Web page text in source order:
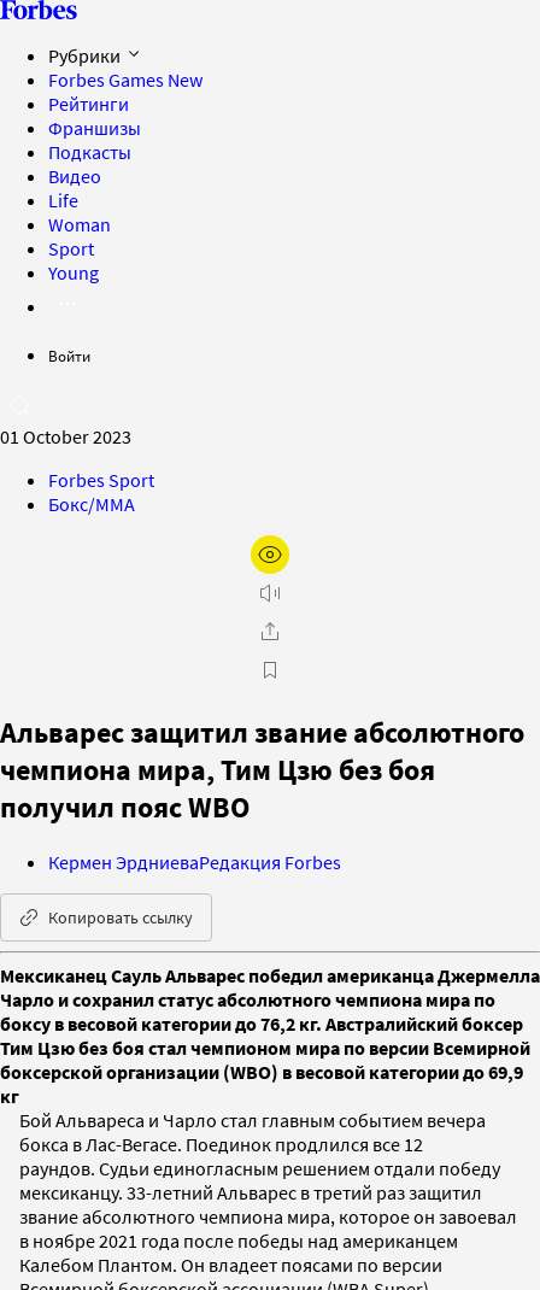
Рубрики
Forbes Games New
Рейтинги
Франшизы
Подкасты
Видео
Life
Woman
Sport
Young
Войти
01 October 2023
Forbes Sport
Бокс/MMA
Альварес защитил звание абсолютного
чемпиона мира, Тим Цзю без боя
получил пояс WBO
Кермен ЭрдниеваРедакция Forbes
Копировать ссылку
Мексиканец Сауль Альварес победил американца Джермелла
Чарло и сохранил статус абсолютного чемпиона мира по
боксу в весовой категории до 76,2 кг. Австралийский боксер
Тим Цзю без боя стал чемпионом мира по версии Всемирной
боксерской организации (WBO) в весовой категории до 69,9
кг
Бой Альвареса и Чарло стал главным событием вечера
бокса в Лас-Вегасе. Поединок продлился все 12
раундов. Судьи единогласным решением отдали победу
мексиканцу. 33-летний Альварес в третий раз защитил
звание абсолютного чемпиона мира, которое он завоевал
в ноябре 2021 года после победы над американцем
Калебом Плантом. Он владеет поясами по версии